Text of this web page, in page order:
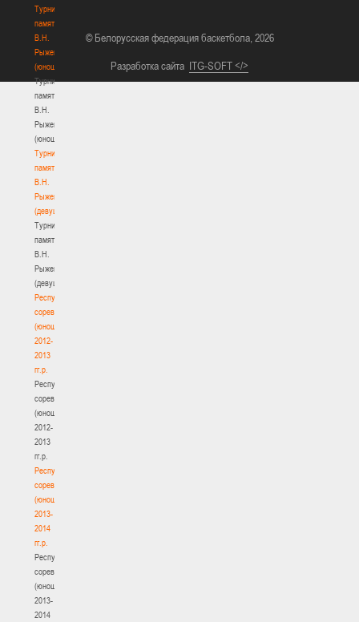
Турнир
памяти
В.Н.
Рыженкова
(юноши)
Турнир
памяти
В.Н.
Рыженкова
(юноши)
Турнир
памяти
В.Н.
Рыженкова
(девушки)
Турнир
памяти
В.Н.
Рыженкова
(девушки)
Республиканские
соревнования
(юноши)
2012-
2013
гг.р.
Республиканские
соревнования
(юноши)
2012-
2013
гг.р.
Республиканские
соревнования
(юноши)
2013-
2014
гг.р.
Республиканские
соревнования
(юноши)
2013-
2014
© Белорусская федерация баскетбола, 2026
Разработка сайта ITG-SOFT </>